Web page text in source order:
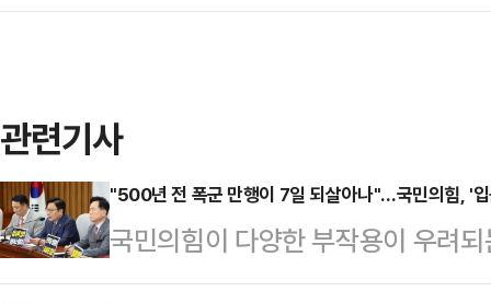
관련기사
"500년 전 폭군 만행이 7일 되살아나"…국민의힘, '
국민의힘이 다양한 부작용이 우려
하며 헌법소원 심판 청구 및 독소